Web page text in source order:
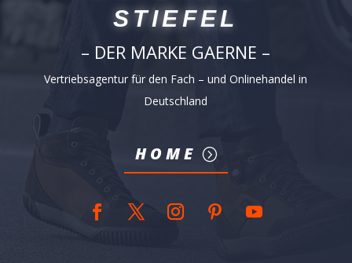
STIEFEL
– DER MARKE GAERNE –
Vertriebsagentur für den Fach – und Onlinehandel in
Deutschland
HOME